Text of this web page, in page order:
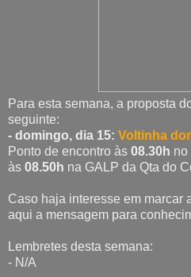
Para esta semana, a proposta
seguinte:
- domingo, dia 15: Voltinha
Ponto de encontro às 08.30h no
às 08.50h na GALP da Qta do
Caso haja interesse em marcar
aqui a mensagem para
Lembretes desta semana:
- N/A